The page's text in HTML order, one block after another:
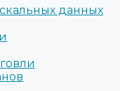
данных